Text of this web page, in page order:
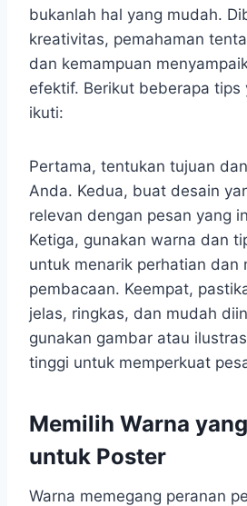
bukanlah hal yang mudah.
kreativitas, pemahaman
dan kemampuan
efektif. Berikut beberapa tips
ikuti:
Pertama, tentukan tujuan
Anda. Kedua, buat desain
relevan dengan pesan yang
Ketiga, gunakan warna dan
untuk menarik perhatian dan
pembacaan. Keempat,
jelas, ringkas, dan mudah
gunakan gambar atau
tinggi untuk memperkuat
Memilih Warna
untuk Poster
Warna memegang peranan